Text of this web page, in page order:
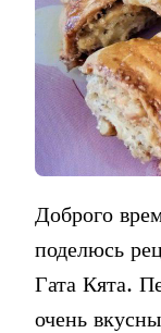
Доброго
поделюсь
Гата Кята.
очень